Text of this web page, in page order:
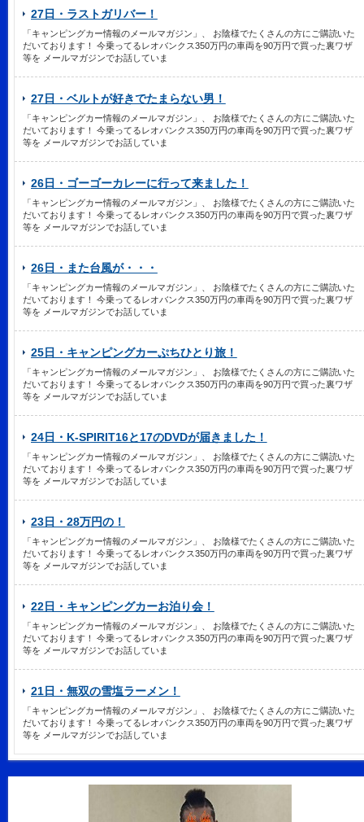
27日・ラストガリバー！
「キャンピングカー情報のメールマガジン」、 お陰様でたくさんの方にご購読いた
だいております！ 今乗ってるレオバンクス350万円の車両を90万円で買った裏ワザ
等を メールマガジンでお話していま
27日・ベルトが好きでたまらない男！
「キャンピングカー情報のメールマガジン」、 お陰様でたくさんの方にご購読いた
だいております！ 今乗ってるレオバンクス350万円の車両を90万円で買った裏ワザ
等を メールマガジンでお話していま
26日・ゴーゴーカレーに行って来ました！
「キャンピングカー情報のメールマガジン」、 お陰様でたくさんの方にご購読いた
だいております！ 今乗ってるレオバンクス350万円の車両を90万円で買った裏ワザ
等を メールマガジンでお話していま
26日・また台風が・・・
「キャンピングカー情報のメールマガジン」、 お陰様でたくさんの方にご購読いた
だいております！ 今乗ってるレオバンクス350万円の車両を90万円で買った裏ワザ
等を メールマガジンでお話していま
25日・キャンピングカーぷちひとり旅！
「キャンピングカー情報のメールマガジン」、 お陰様でたくさんの方にご購読いた
だいております！ 今乗ってるレオバンクス350万円の車両を90万円で買った裏ワザ
等を メールマガジンでお話していま
24日・K-SPIRIT16と17のDVDが届きました！
「キャンピングカー情報のメールマガジン」、 お陰様でたくさんの方にご購読いた
だいております！ 今乗ってるレオバンクス350万円の車両を90万円で買った裏ワザ
等を メールマガジンでお話していま
23日・28万円の！
「キャンピングカー情報のメールマガジン」、 お陰様でたくさんの方にご購読いた
だいております！ 今乗ってるレオバンクス350万円の車両を90万円で買った裏ワザ
等を メールマガジンでお話していま
22日・キャンピングカーお泊り会！
「キャンピングカー情報のメールマガジン」、 お陰様でたくさんの方にご購読いた
だいております！ 今乗ってるレオバンクス350万円の車両を90万円で買った裏ワザ
等を メールマガジンでお話していま
21日・無双の雪塩ラーメン！
「キャンピングカー情報のメールマガジン」、 お陰様でたくさんの方にご購読いた
だいております！ 今乗ってるレオバンクス350万円の車両を90万円で買った裏ワザ
等を メールマガジンでお話していま